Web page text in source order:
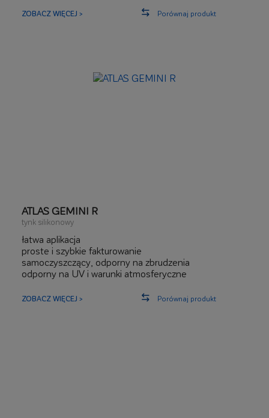
odporność na zabrudzenia
ZOBACZ WIĘCEJ > Porównaj produkt
ATLAS GEMINI R
tynk silikonowy
łatwa aplikacja
proste i szybkie fakturowanie
samoczyszczący, odporny na zbrudzenia
odporny na UV i warunki atmosferyczne
elastyczny
ZOBACZ WIĘCEJ > Porównaj produkt